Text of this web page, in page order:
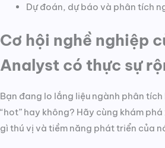
Dự đoán, dự báo và phân tích
Cơ hội nghề nghiệp
Analyst có thực sự
Bạn đang lo lắng liệu ngành phân
“hot” hay không? Hãy cùng khám
gì thú vị và tiềm năng phát triển của